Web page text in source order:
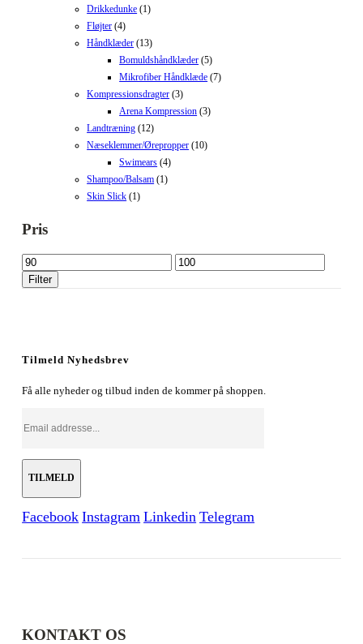
Drikkedunke (1)
Fløjter (4)
Håndklæder (13)
Bomuldshåndklæder (5)
Mikrofiber Håndklæde (7)
Kompressionsdragter (3)
Arena Kompression (3)
Landtræning (12)
Næseklemmer/Ørepropper (10)
Swimears (4)
Shampoo/Balsam (1)
Skin Slick (1)
Pris
Mindste
pris
Højeste
pris
Filter
Tilmeld Nyhedsbrev
Få alle nyheder og tilbud inden de kommer på shoppen.
Facebook Instagram Linkedin Telegram
KONTAKT OS